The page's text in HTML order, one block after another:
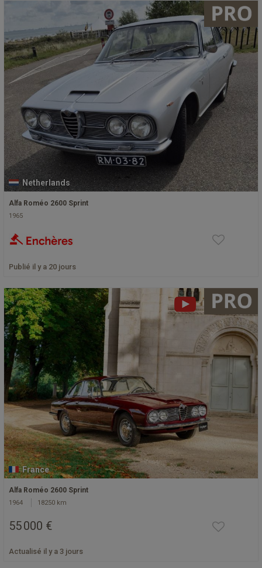
Netherlands
Alfa Roméo 2600 Sprint
1965
Publié il y a 20 jours
France
Alfa Roméo 2600 Sprint
1964 18250 km
55 000 €
Actualisé il y a 3 jours